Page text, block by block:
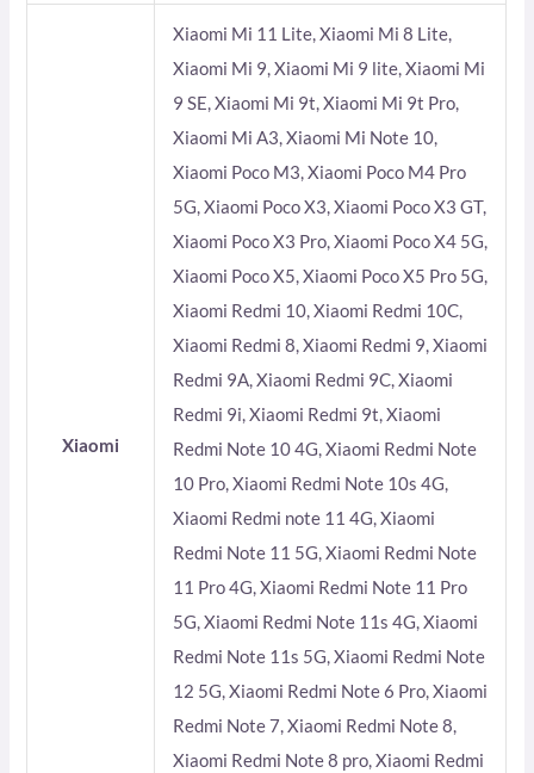
Xiaomi
Xiaomi Mi 11 Lite, Xiaomi Mi 8 Lite,
Xiaomi Mi 9, Xiaomi Mi 9 lite, Xiaomi Mi
9 SE, Xiaomi Mi 9t, Xiaomi Mi 9t Pro,
Xiaomi Mi A3, Xiaomi Mi Note 10,
Xiaomi Poco M3, Xiaomi Poco M4 Pro
5G, Xiaomi Poco X3, Xiaomi Poco X3 GT,
Xiaomi Poco X3 Pro, Xiaomi Poco X4 5G,
Xiaomi Poco X5, Xiaomi Poco X5 Pro 5G,
Xiaomi Redmi 10, Xiaomi Redmi 10C,
Xiaomi Redmi 8, Xiaomi Redmi 9, Xiaomi
Redmi 9A, Xiaomi Redmi 9C, Xiaomi
Redmi 9i, Xiaomi Redmi 9t, Xiaomi
Redmi Note 10 4G, Xiaomi Redmi Note
10 Pro, Xiaomi Redmi Note 10s 4G,
Xiaomi Redmi note 11 4G, Xiaomi
Redmi Note 11 5G, Xiaomi Redmi Note
11 Pro 4G, Xiaomi Redmi Note 11 Pro
5G, Xiaomi Redmi Note 11s 4G, Xiaomi
Redmi Note 11s 5G, Xiaomi Redmi Note
12 5G, Xiaomi Redmi Note 6 Pro, Xiaomi
Redmi Note 7, Xiaomi Redmi Note 8,
Xiaomi Redmi Note 8 pro, Xiaomi Redmi